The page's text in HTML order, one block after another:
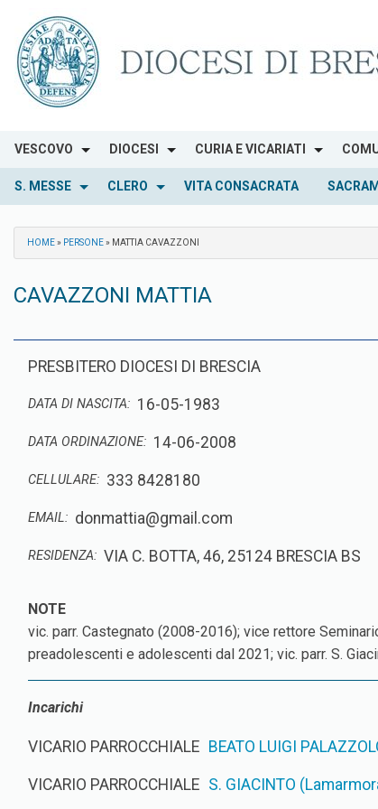
content
VESCOVO DIOCESI CURIA E VICARIATI
S. MESSE CLERO VITA CONSACRATA
HOME» PERSONE» MATTIA CAVAZZONI
CAVAZZONI MATTIA
PRESBITERO DIOCESI DI BRESCIA
DATA DI NASCITA: 16-05-1983
DATA ORDINAZIONE: 14-06-2008
CELLULARE: 333 8428180
EMAIL: donmattia@gmail.com
RESIDENZA: VIA C. BOTTA, 46, 25124 BRESCIA BS
vic. parr. Castegnato (2008-2016); vice rettore
preadolescenti e adolescenti dal 2021; vic. parr. S.
Incarichi
VICARIO PARROCCHIALE BEATO LUIGI
VICARIO PARROCCHIALE S. GIACINTO